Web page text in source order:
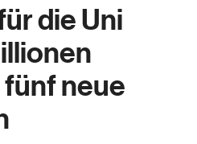
die Uni
neue